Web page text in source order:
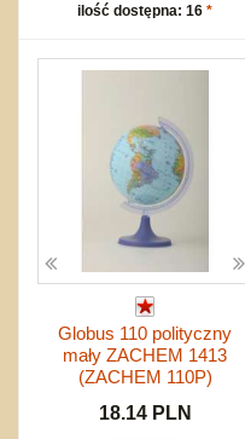
ilość dostępna: 16 *
Globus 110 polityczny
mały ZACHEM 1413
(ZACHEM 110P)
18.14 PLN